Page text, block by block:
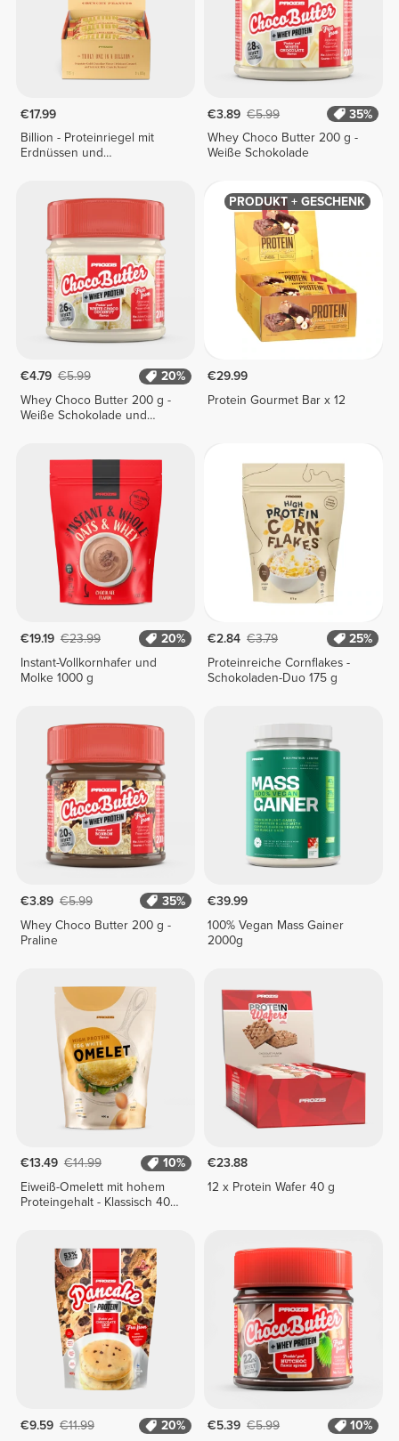
€17.99
Billion - Proteinriegel mit
Erdnüssen und
€3.89 €5.99
35%
Whey Choco Butter 200 g -
Weiße Schokolade
€4.79 €5.99
20%
Whey Choco Butter 200 g -
Weiße Schokolade und
PRODUKT + GESCHENK
€29.99
Protein Gourmet Bar x 12
€19.19 €23.99
20%
Instant-Vollkornhafer und
Molke 1000 g
€2.84 €3.79
25%
Proteinreiche Cornflakes -
Schokoladen-Duo 175 g
€3.89 €5.99
35%
Whey Choco Butter 200 g -
Praline
€39.99
100% Vegan Mass Gainer
2000g
€13.49 €14.99
10%
Eiweiß-Omelett mit hohem
Proteingehalt - Klassisch 400
€23.88
12 x Protein Wafer 40 g
€9.59 €11.99
20%
€5.39 €5.99
10%